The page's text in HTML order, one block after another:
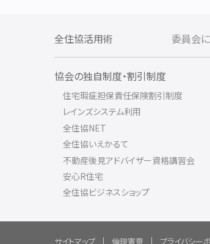
全住協活用術 委員会
協会の独自制度・割引制度
住宅瑕疵担保責任保険割引制度
レインズシステム利用
全住協NET
全住協いえかるて
不動産後見アドバイザー資格講習会
安心R住宅
全住協ビジネスショップ
サイトマップ 倫理憲章 プライバシー